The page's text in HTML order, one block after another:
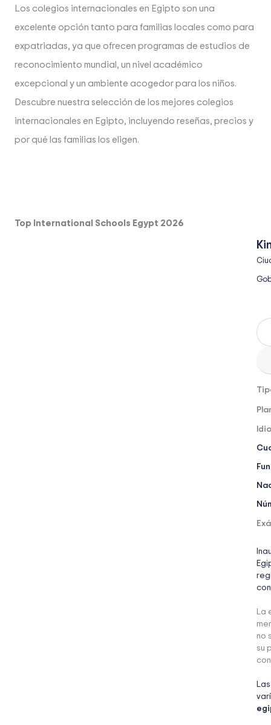
Los colegios internacionales en Egipto son una
excelente opción tanto para familias locales como para
expatriadas, ya que ofrecen programas de estudios de
reconocimiento mundial, un nivel académico
excepcional y un ambiente acogedor para los niños.
Descubre nuestra selección de los mejores colegios
internacionales en Egipto, incluyendo reseñas, precios y
por qué las familias los eligen.
Top International Schools Egypt 2026
La
no
su